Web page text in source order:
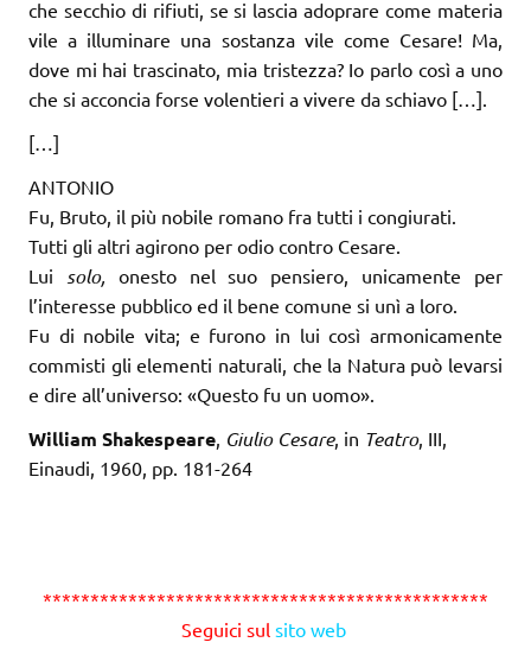
che secchio di rifiuti, se si lascia adoprare come materia
vile a illuminare una sostanza vile come Cesare! Ma,
dove mi hai trascinato, mia tristezza? Io parlo così a uno
che si acconcia forse volentieri a vivere da schiavo […].
[…]
ANTONIO
Fu, Bruto, il più nobile romano fra tutti i congiurati.
Tutti gli altri agirono per odio contro Cesare.
Lui
solo, onesto nel suo pensiero, unicamente per
l’interesse pubblico ed il bene comune si unì a loro.
Fu di nobile vita; e furono in lui così armonicamente
commisti gli elementi naturali, che la Natura può levarsi
e dire all’universo: «Questo fu un uomo».
William Shakespeare Giulio Cesare, in Teatro, III,
Einaudi, 1960, pp. 181-264
***********************************************
Seguici sul sito web